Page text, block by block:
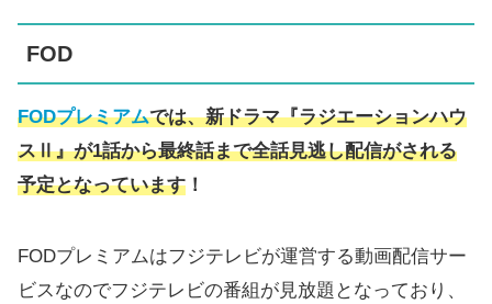
FOD
FODプレミアムでは、新ドラマ『ラジエーションハウ
スⅡ』が1話から最終話まで全話見逃し配信がされる
予定となっています ！
FODプレミアムはフジテレビが運営する動画配信サー
ビスなのでフジテレビの番組が見放題となっており、